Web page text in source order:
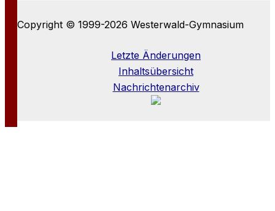
Copyright © 1999-2026 Westerwald-Gymnasium
Letzte Änderungen
Inhaltsübersicht
Nachrichtenarchiv